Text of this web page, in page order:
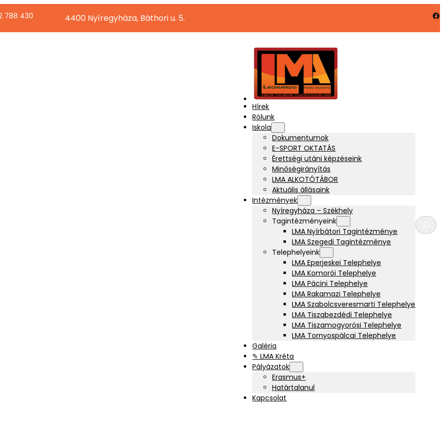
788 430 4400 Nyíregyháza, Báthori u. 5. Facebook
Hírek
Rólunk
Iskola
Dokumentumok
E-SPORT OKTATÁS
Érettségi utáni képzéseink
Minőségirányítás
LMA ALKOTÓTÁBOR
Aktuális állásaink
Intézmények
Nyíregyháza – Székhely
Tagintézményeink
LMA Nyírbátori Tagintézménye
LMA Szegedi Tagintézménye
Telephelyeink
LMA Eperjeskei Telephelye
LMA Komorói Telephelye
LMA Pácini Telephelye
LMA Rakamazi Telephelye
LMA Szabolcsveresmarti Telephelye
LMA Tiszabezdédi Telephelye
LMA Tiszamogyorósi Telephelye
LMA Tornyospálcai Telephelye
Galéria
✎ LMA Kréta
Pályázatok
Erasmus+
Határtalanul
Kapcsolat
K
e